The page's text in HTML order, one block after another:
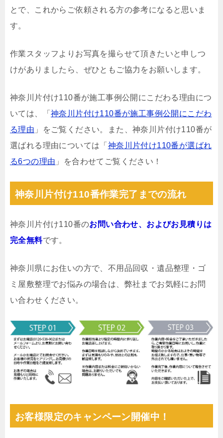
とで、これからご依頼される方の参考になると思いま
す。
作業スタッフよりお写真を撮らせて頂きたいと申しつ
けがありましたら、ぜひともご協力をお願いします。
神奈川片付け110番が施工事例公開にこだわる理由につ
いては、「 神奈川片付け110番が施工事例公開にこだわ
る理由 」をご覧ください。また、神奈川片付け110番が
選ばれる理由については「 神奈川片付け110番が選ばれ
る6つの理由 」を合わせてご覧ください！
神奈川片付け110番作業完了までの流れ
神奈川片付け110番のお問い合わせ、およびお見積りは
完全無料です。
神奈川県にお住いの方で、不用品回収・遺品整理・ゴ
ミ屋敷整理でお悩みの場合は、弊社までお気軽にお問
い合わせください。
お客様限定のキャンペーン開催中！